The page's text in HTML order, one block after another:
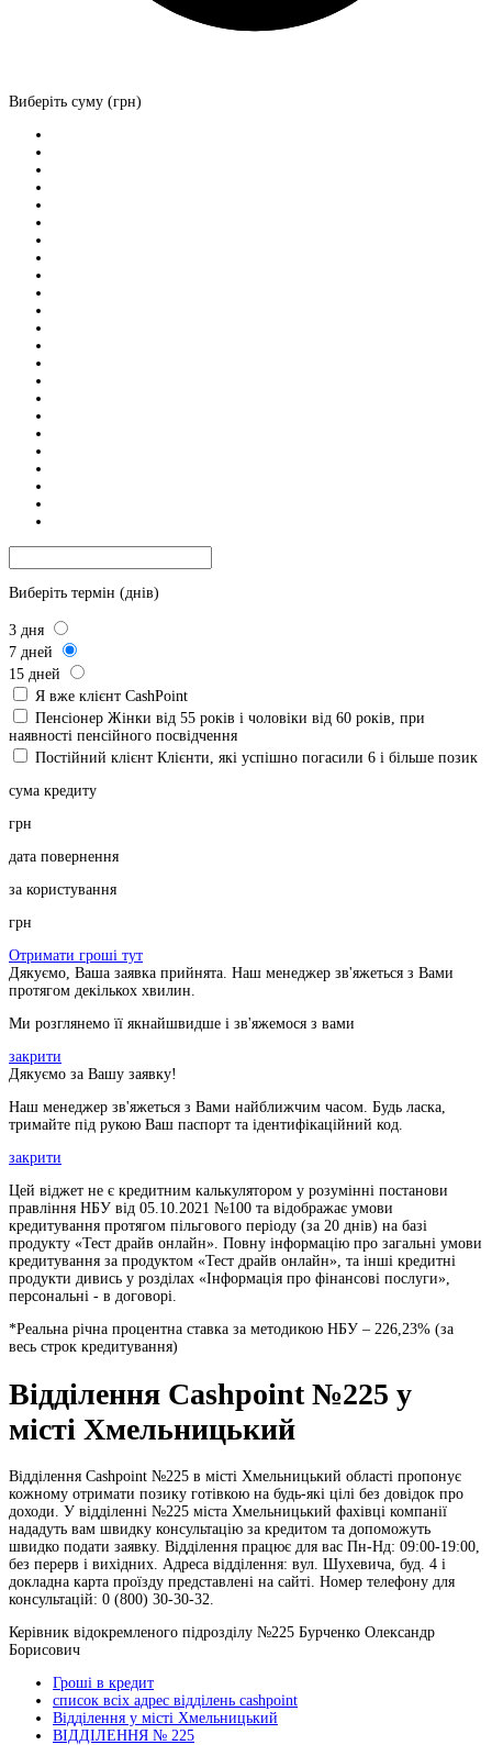
Виберіть суму (грн)
Виберіть термін (днів)
3 дня
7 дней
15 дней
Я вже клієнт CashPoint
Пенсіонер Жінки від 55 років і чоловіки від 60 років, при
наявності пенсійного посвідчення
Постійний клієнт Клієнти, які успішно погасили 6 і більше позик
сума кредиту
грн
дата повернення
за користування
грн
Отримати гроші тут
Дякуємо, Ваша заявка прийнята. Наш менеджер зв'яжеться з Вами
протягом декількох хвилин.
Ми розглянемо її якнайшвидше і зв'яжемося з вами
закрити
Дякуємо за Вашу заявку!
Наш менеджер зв'яжеться з Вами найближчим часом. Будь ласка,
тримайте під рукою Ваш паспорт та ідентифікаційний код.
закрити
Цей віджет не є кредитним калькулятором у розумінні постанови
правління НБУ від 05.10.2021 №100 та відображає умови
кредитування протягом пільгового періоду (за 20 днів) на базі
продукту «Тест драйв онлайн». Повну інформацію про загальні умови
кредитування за продуктом «Тест драйв онлайн», та інші кредитні
продукти дивись у розділах «Інформація про фінансові послуги»,
персональні - в договорі.
*Реальна річна процентна ставка за методикою НБУ – 226,23% (за
весь строк кредитування)
Відділення Cashpoint №225 у
місті Хмельницький
Відділення Cashpoint №225 в місті Хмельницький області пропонує
кожному отримати позику готівкою на будь-які цілі без довідок про
доходи. У відділенні №225 міста Хмельницький фахівці компанії
нададуть вам швидку консультацію за кредитом та допоможуть
швидко подати заявку. Відділення працює для вас Пн-Нд: 09:00-19:00,
без перерв і вихідних. Адреса відділення: вул. Шухевича, буд. 4 і
докладна карта проїзду представлені на сайті. Номер телефону для
консультацій: 0 (800) 30-30-32.
Керівник відокремленого підрозділу №225 Бурченко Олександр
Борисович
Гроші в кредит
список всіх адрес відділень cashpoint
Відділення у місті Хмельницький
ВІДДІЛЕННЯ № 225